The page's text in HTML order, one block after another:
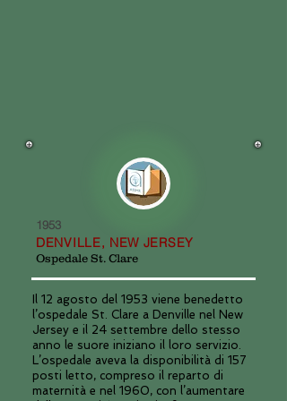
1953
DENVILLE, NEW JERSEY
Ospedale St. Clare
Il 12 agosto del 1953 viene benedetto
l’ospedale St. Clare a Denville nel New
Jersey e il 24 settembre dello stesso
anno le suore iniziano il loro servizio.
L’ospedale aveva la disponibilità di 157
posti letto, compreso il reparto di
maternità e nel 1960, con l’aumentare